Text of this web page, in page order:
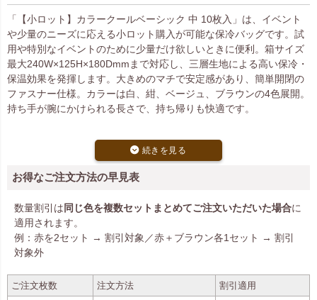
「【小ロット】カラークールベーシック 中 10枚入」は、イベント
や少量のニーズに応える小ロット購入が可能な保冷バッグです。試
用や特別なイベントのために少量だけ欲しいときに便利。箱サイズ
最大240W×125H×180Dmmまで対応し、三層生地による高い保冷・
保温効果を発揮します。大きめのマチで安定感があり、簡単開閉の
ファスナー仕様。カラーは白、紺、ベージュ、ブラウンの4色展開。
持ち手が腕にかけられる長さで、持ち帰りも快適です。
お得なご注文方法の早見表
数量割引は同じ色を複数セットまとめてご注文いただいた場合に
適用されます。
例：赤を2セット → 割引対象／赤＋ブラウン各1セット → 割引
対象外
ご注文枚数 注文方法
割引適用